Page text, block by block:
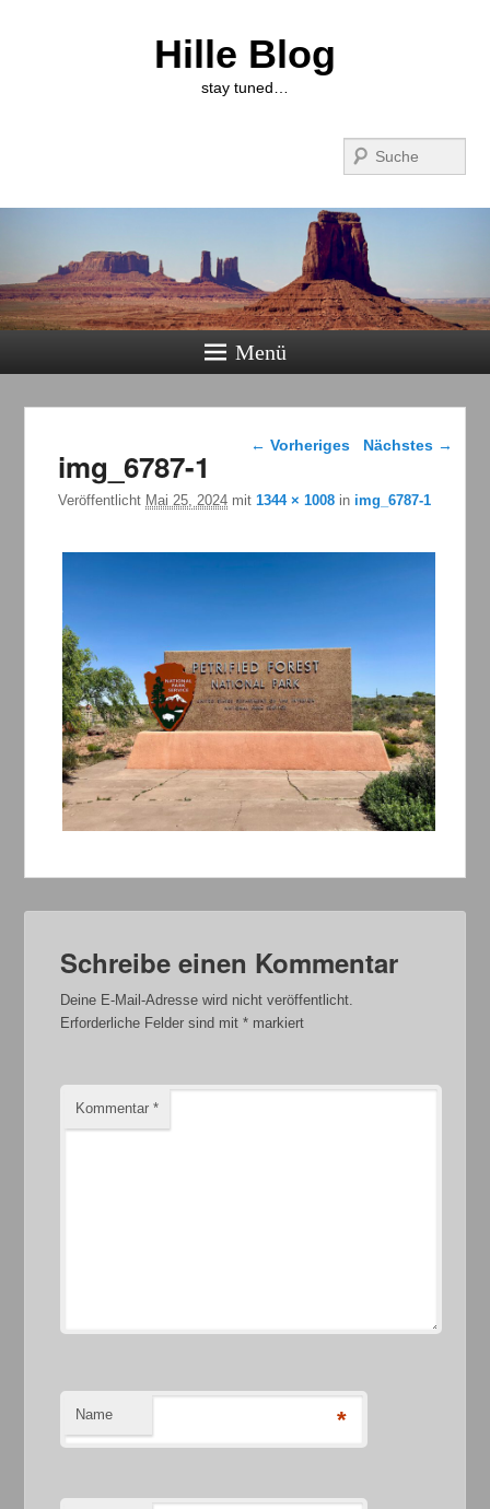
Hille Blog
stay tuned…
Menü
Bilder-Navigation
← Vorheriges Nächstes →
img_6787-1
Veröffentlicht Mai 25, 2024 mit1344 × 1008 in img_6787-1
Schreibe einen Kommentar
Deine E-Mail-Adresse wird nicht veröffentlicht.
Erforderliche Felder sind mit* markiert
Kommentar*
Name *